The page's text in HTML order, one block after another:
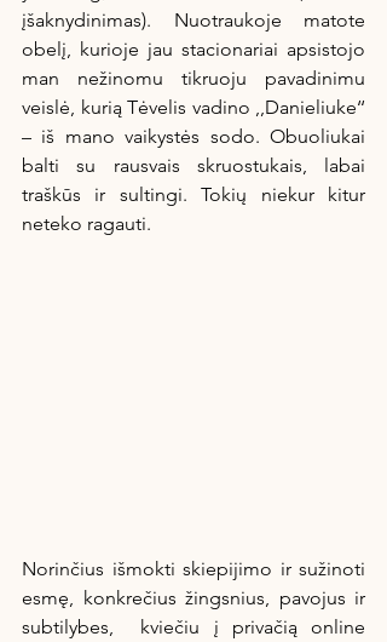
įšaknydinimas). Nuotraukoje matote
obelį, kurioje jau stacionariai apsistojo
man nežinomu tikruoju pavadinimu
veislė, kurią Tėvelis vadino ,,Danieliuke‘‘
– iš mano vaikystės sodo. Obuoliukai
balti su rausvais skruostukais, labai
traškūs ir sultingi. Tokių niekur kitur
neteko ragauti.
Norinčius išmokti skiepijimo ir sužinoti
esmę, konkrečius žingsnius, pavojus ir
subtilybes,  kviečiu į privačią online